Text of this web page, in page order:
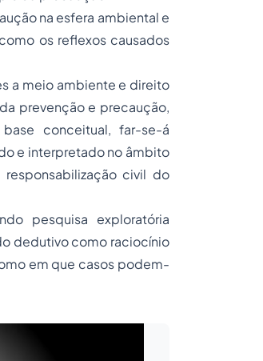
na esfera ambiental e
os reflexos causados
a meio ambiente e direito
prevenção e precaução,
conceitual, far-se-á
e interpretado no âmbito
civil do
pesquisa exploratória
dedutivo como raciocínio
em que casos podem-